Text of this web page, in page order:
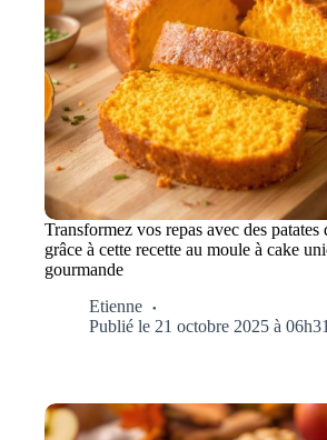
Transformez vos repas avec des patates
grâce à cette recette au moule à cake
gourmande
Etienne
Publié le 21 octobre 2025 à 06h31